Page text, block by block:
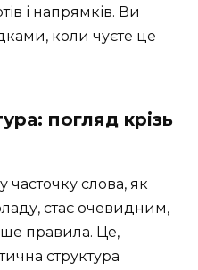
і напрямків. Ви
коли чуєте це
погляд крізь
слова, як
стає очевидним,
правила. Це,
структура